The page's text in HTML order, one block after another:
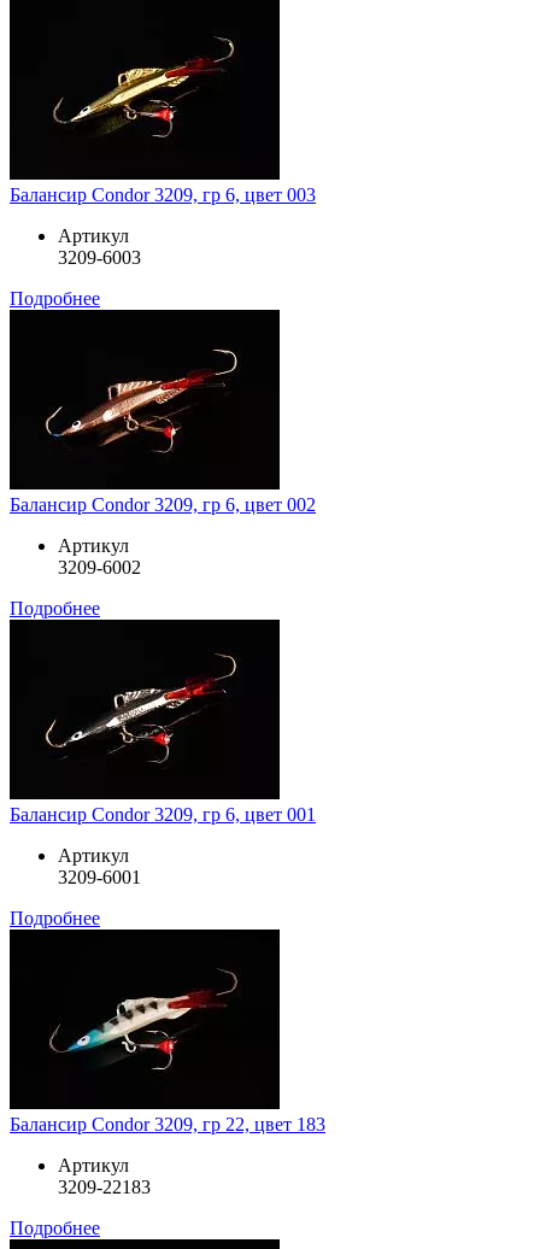
Балансир Condor 3209, гр 6, цвет 003
Артикул
3209-6003
Подробнее
Балансир Condor 3209, гр 6, цвет 002
Артикул
3209-6002
Подробнее
Балансир Condor 3209, гр 6, цвет 001
Артикул
3209-6001
Подробнее
Балансир Condor 3209, гр 22, цвет 183
Артикул
3209-22183
Подробнее